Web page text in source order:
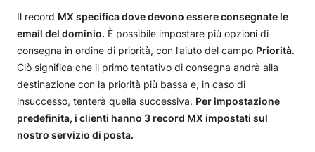
Il record MX specifica dove devono essere consegnate le
email del dominio. È possibile impostare più opzioni di
consegna in ordine di priorità, con l’aiuto del campo Priorità.
Ciò significa che il primo tentativo di consegna andrà alla
destinazione con la priorità più bassa e, in caso di
insuccesso, tenterà quella successiva. Per impostazione
predefinita, i clienti hanno 3 record MX impostati sul
nostro servizio di posta.